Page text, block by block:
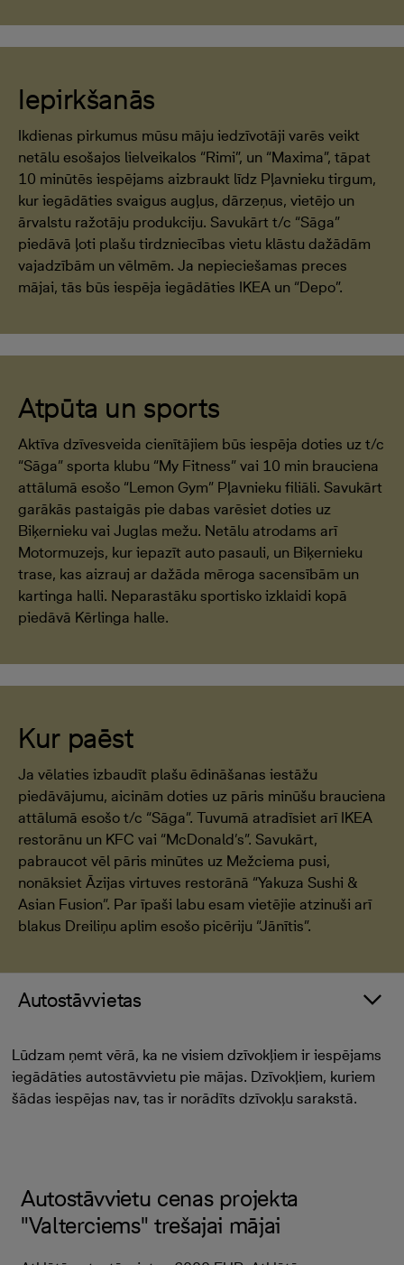
Iepirkšanās
Ikdienas pirkumus mūsu māju iedzīvotāji varēs veikt
netālu esošajos lielveikalos “Rimi”, un “Maxima”, tāpat
10 minūtēs iespējams aizbraukt līdz Pļavnieku tirgum,
kur iegādāties svaigus augļus, dārzeņus, vietējo un
ārvalstu ražotāju produkciju. Savukārt t/c “Sāga”
piedāvā ļoti plašu tirdzniecības vietu klāstu dažādām
vajadzībām un vēlmēm. Ja nepieciešamas preces
mājai, tās būs iespēja iegādāties IKEA un “Depo”.
Atpūta un sports
Aktīva dzīvesveida cienītājiem būs iespēja doties uz t/c
“Sāga” sporta klubu “My Fitness” vai 10 min brauciena
attālumā esošo “Lemon Gym” Pļavnieku filiāli. Savukārt
garākās pastaigās pie dabas varēsiet doties uz
Biķernieku vai Juglas mežu. Netālu atrodams arī
Motormuzejs, kur iepazīt auto pasauli, un Biķernieku
trase, kas aizrauj ar dažāda mēroga sacensībām un
kartinga halli. Neparastāku sportisko izklaidi kopā
piedāvā Kērlinga halle.
Kur paēst
Ja vēlaties izbaudīt plašu ēdināšanas iestāžu
piedāvājumu, aicinām doties uz pāris minūšu brauciena
attālumā esošo t/c “Sāga”. Tuvumā atradīsiet arī IKEA
restorānu un KFC vai “McDonald’s”. Savukārt,
pabraucot vēl pāris minūtes uz Mežciema pusi,
nonāksiet Āzijas virtuves restorānā “Yakuza Sushi &
Asian Fusion”. Par īpaši labu esam vietējie atzinuši arī
blakus Dreiliņu aplim esošo picēriju “Jānītis”.
Autostāvvietas
Lūdzam ņemt vērā, ka ne visiem dzīvokļiem ir iespējams
iegādāties autostāvvietu pie mājas. Dzīvokļiem, kuriem
šādas iespējas nav, tas ir norādīts dzīvokļu sarakstā.
Autostāvvietu cenas projekta
"Valterciems" trešajai mājai